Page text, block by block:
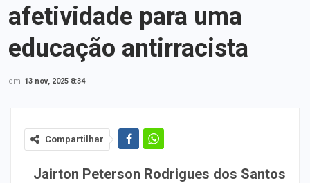
afetividade para uma
educação antirracista
em 13 nov, 2025 8:34
Compartilhar
Jairton Peterson Rodrigues dos Santos